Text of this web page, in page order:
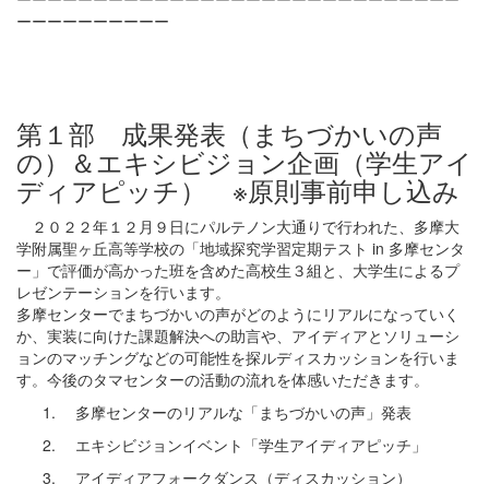
ーーーーーーーーーー
第１部 成果発表（まちづかいの声
の）＆エキシビジョン企画（学生アイ
ディアピッチ） ※原則事前申し込み
２０２２年１２月９日にパルテノン大通りで行われた、多摩大
学附属聖ヶ丘高等学校の「地域探究学習定期テスト in 多摩センタ
ー」で評価が高かった班を含めた高校生３組と、大学生によるプ
レゼンテーションを行います。
多摩センターでまちづかいの声がどのようにリアルになっていく
か、実装に向けた課題解決への助言や、アイディアとソリューシ
ョンのマッチングなどの可能性を探ルディスカッションを行いま
す。今後のタマセンターの活動の流れを体感いただきます。
多摩センターのリアルな「まちづかいの声」発表
エキシビジョンイベント「学生アイディアピッチ」
アイディアフォークダンス（ディスカッション）